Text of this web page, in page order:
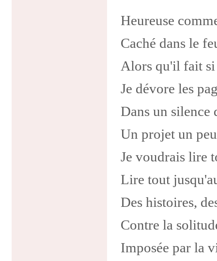
Heureuse
Caché dans le
Alors qu'il fait si
Je dévore les
Dans un silence
Un projet un
Je voudrais lire
Lire tout
Des histoires,
Contre la
Imposée par la